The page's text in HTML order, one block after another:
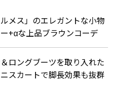
メス」のエレガントな小物
+αな上品ブラウンコーデ
ロングブーツを取り入れた
スカートで脚長効果も抜群